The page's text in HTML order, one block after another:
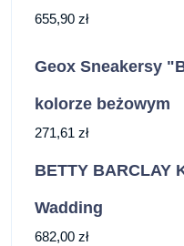
655,90 zł
Geox Sneakersy
kolorze beżowym
271,61 zł
BETTY BARCLAY
Wadding
682,00 zł